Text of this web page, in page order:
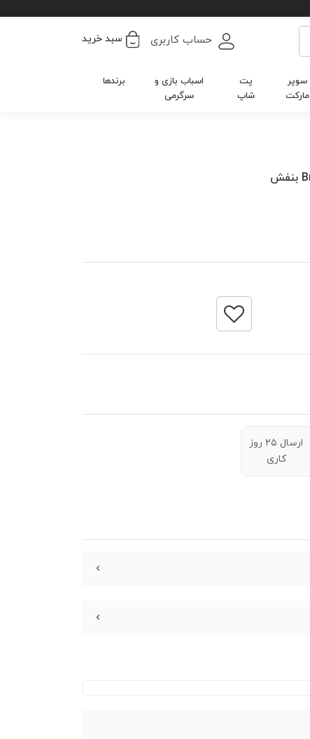
حساب کاربری سبد خرید
سوپر
مارکت
پت
شاپ
اسباب بازی و
سرگرمی
برندها
ارسال ۲۵ روز
کاری